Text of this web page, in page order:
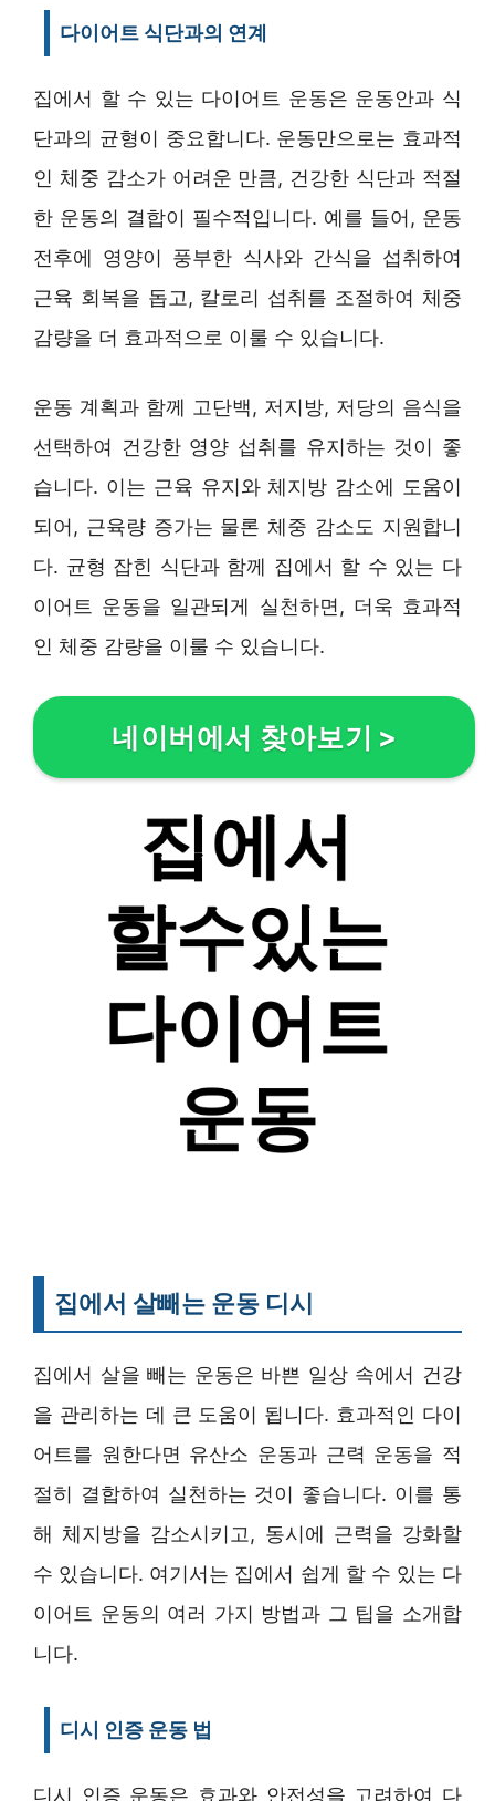
다이어트 식단과의 연계
집에서 할 수 있는 다이어트 운동은 운동안과 식
단과의 균형이 중요합니다. 운동만으로는 효과적
인 체중 감소가 어려운 만큼, 건강한 식단과 적절
한 운동의 결합이 필수적입니다. 예를 들어, 운동
전후에 영양이 풍부한 식사와 간식을 섭취하여
근육 회복을 돕고, 칼로리 섭취를 조절하여 체중
감량을 더 효과적으로 이룰 수 있습니다.
운동 계획과 함께 고단백, 저지방, 저당의 음식을
선택하여 건강한 영양 섭취를 유지하는 것이 좋
습니다. 이는 근육 유지와 체지방 감소에 도움이
되어, 근육량 증가는 물론 체중 감소도 지원합니
다. 균형 잡힌 식단과 함께 집에서 할 수 있는 다
이어트 운동을 일관되게 실천하면, 더욱 효과적
인 체중 감량을 이룰 수 있습니다.
네이버에서 찾아보기 >
집에서 살빼는 운동 디시
집에서 살을 빼는 운동은 바쁜 일상 속에서 건강
을 관리하는 데 큰 도움이 됩니다. 효과적인 다이
어트를 원한다면 유산소 운동과 근력 운동을 적
절히 결합하여 실천하는 것이 좋습니다. 이를 통
해 체지방을 감소시키고, 동시에 근력을 강화할
수 있습니다. 여기서는 집에서 쉽게 할 수 있는 다
이어트 운동의 여러 가지 방법과 그 팁을 소개합
니다.
디시 인증 운동 법
디시 인증 운동은 효과와 안전성을 고려하여 다